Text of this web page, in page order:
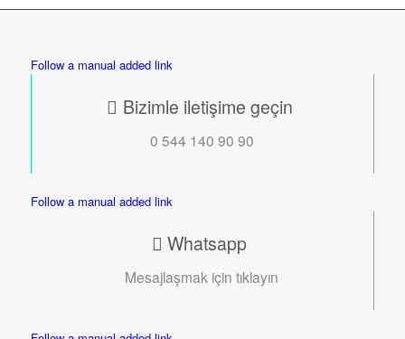
Follow a manual added link
Bizimle iletişime geçin
0 544 140 90 90
Follow a manual added link
Whatsapp
Mesajlaşmak için tıklayın